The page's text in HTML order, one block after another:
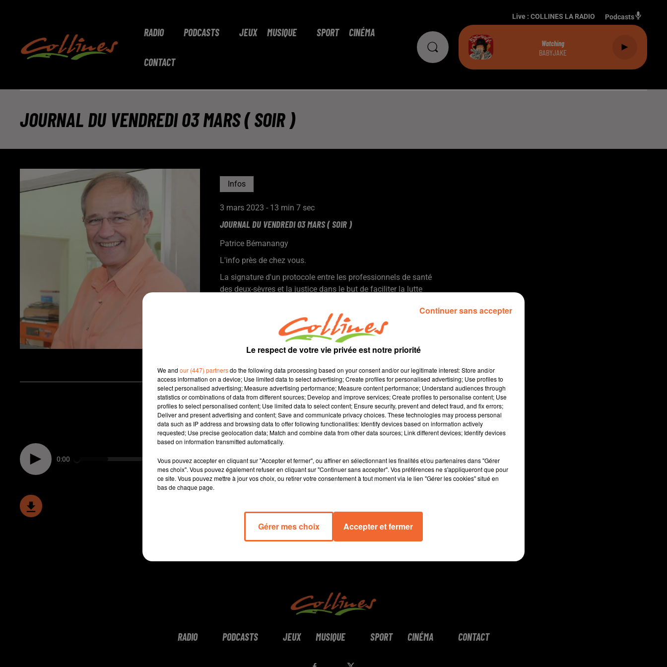
RADIO PODCASTS JEUX MUSIQUE SPORT CINÉMA
CONTACT
Live : COLLINES LA RADIO Podcasts
Watching
BABYJAKE
JOURNAL DU VENDREDI 03 MARS ( SOIR )
Infos
3 mars 2023 - 13 min 7 sec
JOURNAL DU VENDREDI 03 MARS ( SOIR )
Patrice Bémanangy
L'info près de chez vous.
La signature d'un protocole entre les professionnels de santé
des deux-sèvres et la justice dans le but de faciliter la lutte
L' épargne solidaire évoquée à travers la SIDI lors d'une
conférence le 8 mars prochain à Bressuire animée par Benoît
Berger ( photo ) directeur du programme FTL -( Fair Trade
Lebanon ) partenaire du CCFD-Terre solidaire.
Saint-Aubin-de-Baubigné, une partie des céréales est
directement transformée sur l'exploitation en huile et en farine
" Jouer chaque match comme une finale " ... le mot d'ordre de
l'entraineur de Niort avant la réception de Rodez demain soir.
En basket, retour au championnt de France pour les choletais
avec la réception de Bourg-en-Bresse demain soir.
0:00 13 min 7 sec
RADIO PODCASTS JEUX MUSIQUE SPORT CINÉMA CONTACT
Le respect de votre vie privée est notre priorité
We and our (447) partnersdo the following data processing based on your consent and/or our legitimate interest: Store and/or
access information on a device; Use limited data to select advertising; Create profiles for personalised advertising; Use profiles to
select personalised advertising; Measure advertising performance; Measure content performance; Understand audiences through
statistics or combinations of data from different sources; Develop and improve services; Create profiles to personalise content; Use
profiles to select personalised content; Use limited data to select content; Ensure security, prevent and detect fraud, and fix errors;
Deliver and present advertising and content; Save and communicate privacy choices. These technologies may process personal
data such as IP address and browsing data to offer following functionalities: Identify devices based on information actively
requested; Use precise geolocation data; Match and combine data from other data sources; Link different devices; Identify devices
based on information transmitted automatically.
Vous pouvez accepter en cliquant sur "Accepter et fermer", ou affiner en sélectionnant les finalités et/ou partenaires dans "Gérer
mes choix". Vous pouvez également refuser en cliquant sur "Continuer sans accepter". Vos préférences ne s'appliqueront que pour
ce site. Vous pouvez mettre à jour vos choix, ou retirer votre consentement à tout moment via le lien "Gérer les cookies" situé en
bas de chaque page.
Gérer mes choix Accepter et fermer
Continuer sans accepter